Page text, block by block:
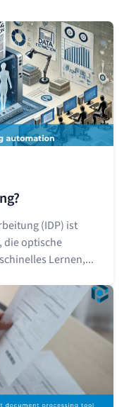
(IDP) ist
die optische
Lernen,...